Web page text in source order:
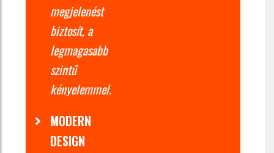
megjelenést
biztosít, a
legmagasabb
szintű
kényelemmel.
MODERN
DESIGN